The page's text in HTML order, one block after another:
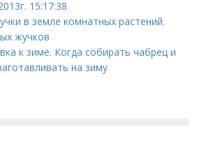
15:17:38
в земле комнатных растений.
жучков
к зиме. Когда собирать чабрец и
на зиму